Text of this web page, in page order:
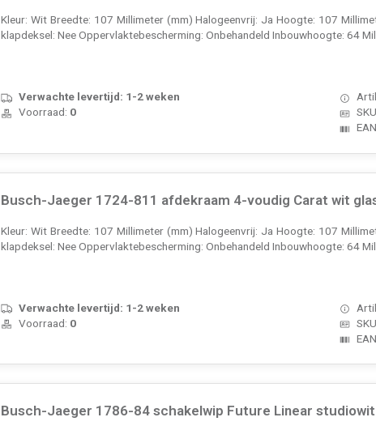
Kleur: Wit Breedte: 107 Millimeter (mm) Halogeenvrij: Ja Hoogte: 107
klapdeksel: Nee Oppervlaktebescherming: Onbehandeld Inbouwhoogte: 64
Verwachte levertijd: 1-2 weken
Voorraad: 0
Busch-Jaeger 1724-811 afdekraam 4-voudig Carat wit
Kleur: Wit Breedte: 107 Millimeter (mm) Halogeenvrij: Ja Hoogte: 107
klapdeksel: Nee Oppervlaktebescherming: Onbehandeld Inbouwhoogte: 64
Verwachte levertijd: 1-2 weken
Voorraad: 0
Busch-Jaeger 1786-84 schakelwip Future Linear studiowit